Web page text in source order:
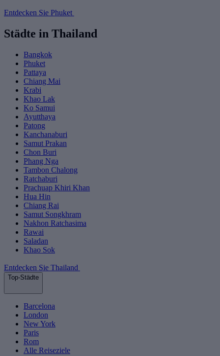
Entdecken Sie Phuket
Städte in Thailand
Bangkok
Phuket
Pattaya
Chiang Mai
Krabi
Khao Lak
Ko Samui
Ayutthaya
Patong
Kanchanaburi
Samut Prakan
Chon Buri
Phang Nga
Tambon Chalong
Ratchaburi
Prachuap Khiri Khan
Hua Hin
Chiang Rai
Samut Songkhram
Nakhon Ratchasima
Rawai
Saladan
Khao Sok
Entdecken Sie Thailand
Top-Städte
Barcelona
London
New York
Paris
Rom
Alle Reiseziele